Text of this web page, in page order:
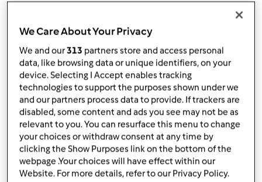
Składniki
Do przygotowania dżemu będą
potrzebne:
1opakowanie żelfixu 3:1 (40 g)
350 gcukru,białego, brązowego wedle
upodobań
400-430gczerwonej porzeczki,umytej i
oberwanej z łodyżek
We Care About Your Privacy
We and our313 partners store and access personal
data, like browsing data or unique identifiers, on your
device. Selecting I Accept enables tracking
technologies to support the purposes shown under we
and our partners process data to provide. If trackers are
disabled, some content and ads you see may not be as
relevant to you. You can resurface this menu to change
your choices or withdraw consent at any time by
clicking the Show Purposes link on the bottom of the
webpage .Your choices will have effect within our
Website. For more details, refer to our Privacy Policy.